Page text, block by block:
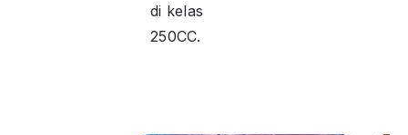
di kelas
250CC.